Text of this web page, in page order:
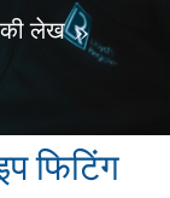
तकनीकी
लेख
फिटिंग